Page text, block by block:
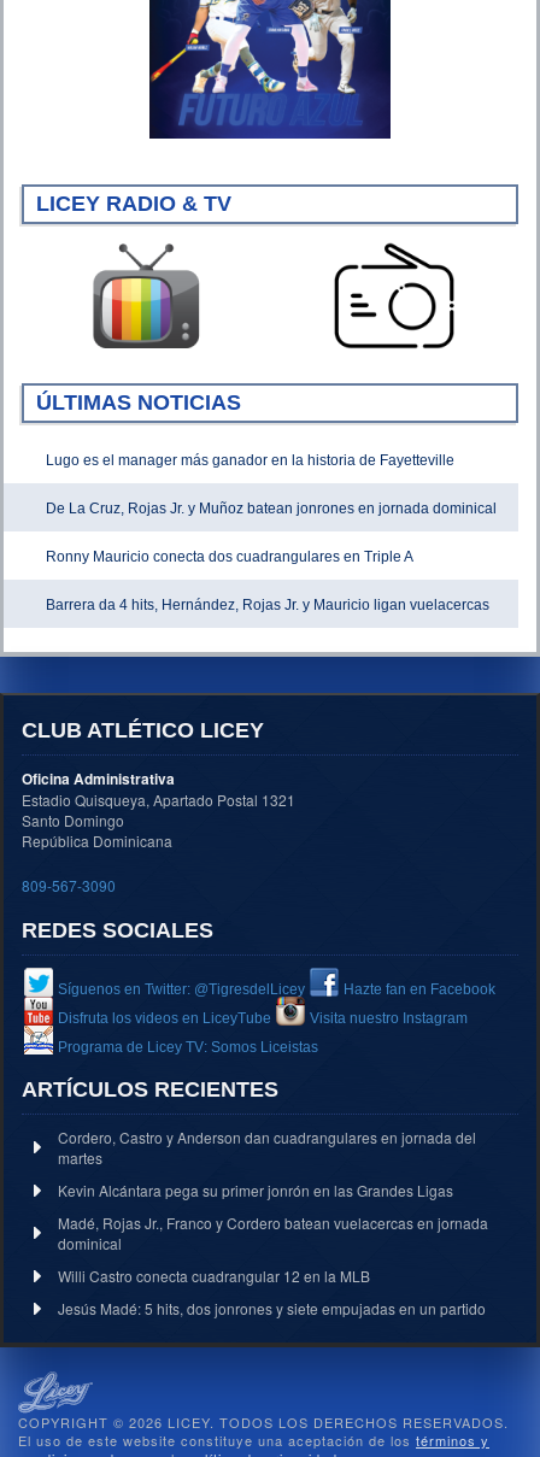
LICEY RADIO & TV
ÚLTIMAS NOTICIAS
Lugo es el manager más ganador en la historia de Fayetteville
De La Cruz, Rojas Jr. y Muñoz batean jonrones en jornada dominical
Ronny Mauricio conecta dos cuadrangulares en Triple A
Barrera da 4 hits, Hernández, Rojas Jr. y Mauricio ligan vuelacercas
CLUB ATLÉTICO LICEY
Oficina Administrativa
Estadio Quisqueya, Apartado Postal 1321
Santo Domingo
República Dominicana
809-567-3090
REDES SOCIALES
Síguenos en Twitter: @TigresdelLicey
Hazte fan en Facebook
Disfruta los videos en LiceyTube
Visita nuestro Instagram
Programa de Licey TV: Somos Liceistas
ARTÍCULOS RECIENTES
Cordero, Castro y Anderson dan cuadrangulares en jornada del
martes
Kevin Alcántara pega su primer jonrón en las Grandes Ligas
Madé, Rojas Jr., Franco y Cordero batean vuelacercas en jornada
dominical
Willi Castro conecta cuadrangular 12 en la MLB
Jesús Madé: 5 hits, dos jonrones y siete empujadas en un partido
COPYRIGHT © 2026 LICEY. TODOS LOS DERECHOS RESERVADOS.
El uso de este website constituye una aceptación de los términos y